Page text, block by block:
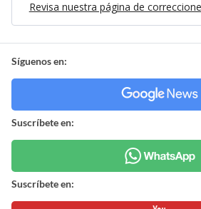
Revisa nuestra página de
Síguenos en:
Suscríbete en:
Suscríbete en: